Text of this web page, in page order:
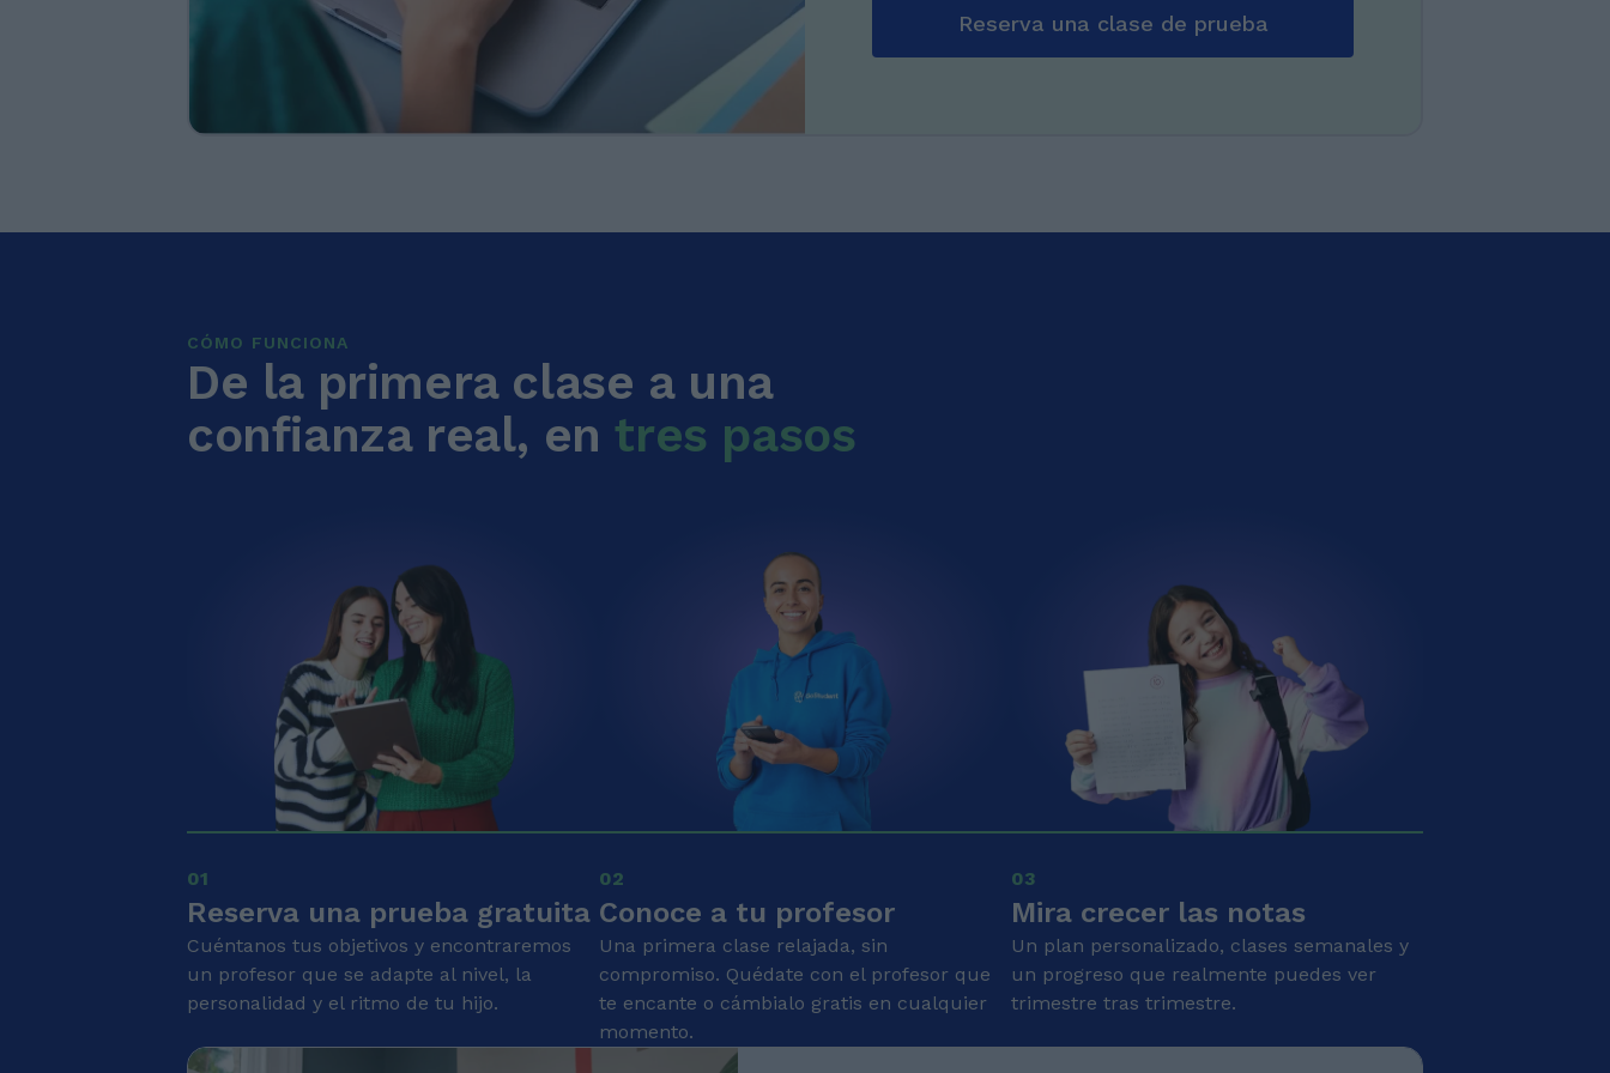
Reserva una clase de prueba
CÓMO FUNCIONA
De la primera clase a una
confianza real, en tres pasos
01
Reserva una prueba gratuita
Cuéntanos tus objetivos y encontraremos
un profesor que se adapte al nivel, la
personalidad y el ritmo de tu hijo.
02
Conoce a tu profesor
Una primera clase relajada, sin
compromiso. Quédate con el profesor que
te encante o cámbialo gratis en cualquier
momento.
03
Mira crecer las notas
Un plan personalizado, clases semanales y
un progreso que realmente puedes ver
trimestre tras trimestre.